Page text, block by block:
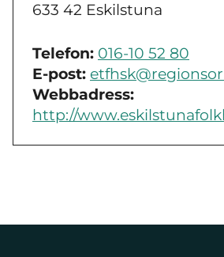
633 42 Eskilstuna
Telefon: 016-10 52 80
E-post:
Webbadress:
http://